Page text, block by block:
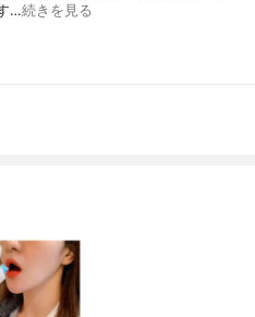
…続きを見る